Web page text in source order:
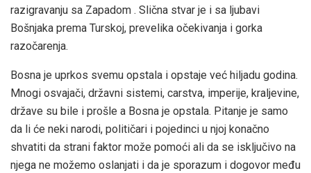
razigravanju sa Zapadom . Slična stvar je i sa ljubavi
Bošnjaka prema Turskoj, prevelika očekivanja i gorka
razočarenja.
Bosna je uprkos svemu opstala i opstaje već hiljadu godina.
Mnogi osvajači, državni sistemi, carstva, imperije, kraljevine,
države su bile i prošle a Bosna je opstala. Pitanje je samo
da li će neki narodi, političari i pojedinci u njoj konačno
shvatiti da strani faktor može pomoći ali da se isključivo na
njega ne možemo oslanjati i da je sporazum i dogovor među